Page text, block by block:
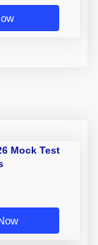
Mock Test